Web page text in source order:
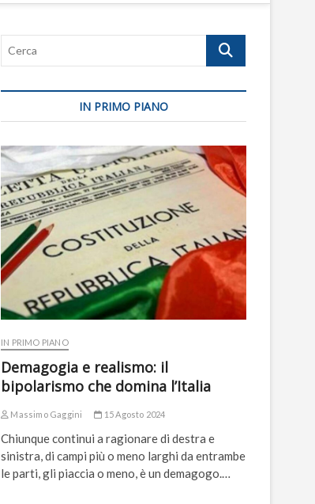
Cerca
IN PRIMO PIANO
IN PRIMO PIANO
Demagogia e realismo: il
bipolarismo che domina l’Italia
Massimo Gaggini 15 Agosto 2024
Chiunque continui a ragionare di destra e
sinistra, di campi più o meno larghi da entrambe
le parti, gli piaccia o meno, è un demagogo.…